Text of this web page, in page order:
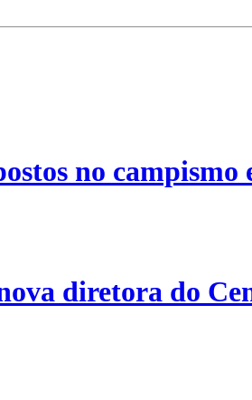
no
diretora do